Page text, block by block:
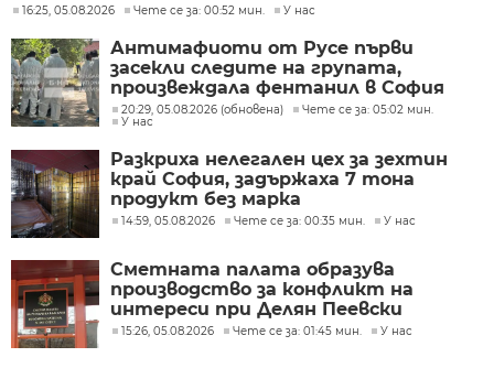
16:25, 05.08.2026 Чете се за: 00:52 мин. У нас
Антимафиоти от Русе първи
засекли следите на групата,
произвеждала фентанил в София
20:29, 05.08.2026 (обновена)
Чете се за: 05:02 мин.
У нас
Разкриха нелегален цех за зехтин
край София, задържаха 7 тона
продукт без марка
14:59, 05.08.2026 Чете се за: 00:35 мин. У нас
Сметната палата образува
производство за конфликт на
интереси при Делян Пеевски
15:26, 05.08.2026 Чете се за: 01:45 мин. У нас